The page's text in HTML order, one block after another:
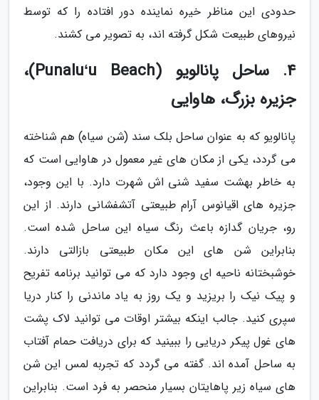
حدودی این مناظر خیره نماینده دور افتاده را که توسط
نیروهای طبیعت شکل گرفته اند، به تصویر می کشند.
4. ساحل پانالویو (Punaluʻu Beach)،
جزیره بزرگ، هاوایی
پانالویو که به عنوان ساحل بلک سند (شن سیاه) هم شناخته
می گردد، یکی از مکان های غیر معمول در هاوایی است که
به خاطر بهشت سفید شنی اش شهرت دارد. با این وجود،
جزیره های اقیانوس آرام طبیعتی آتشفشانی دارند. از این
رو، جریان گدازه باعث رنگ سیاه این ساحل شده است.
بنابراین شن های این مکان طبیعتی بازالتی دارند.
خوشبختانه ناحیه ای وجود دارد که می توانید برنامه تفریح
و پیک نیک را بریزید و یک روز به یاد ماندنی را کنار دریا
سپری کنید. جالب اینکه بیشتر اوقات می توانید لاک پشت
های غول پیکر دریایی را ببینید که برای دریافت حمام آفتاب
به ساحل آمده اند. گفته می گردد که تجربه لمس این شن
های سیاه زیر پاهایتان بسیار منحصر به فرد است. بنابراین